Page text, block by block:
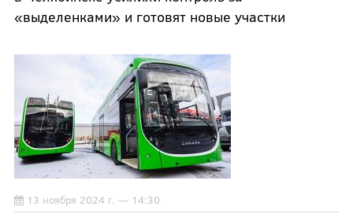
«выделенками» и готовят новые участки
13 ноября 2024 г. — 14:30